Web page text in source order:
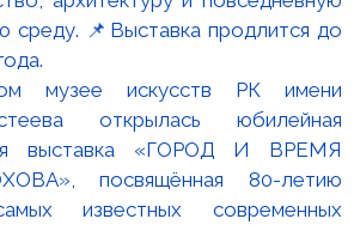
музее искусств РК имени
открылась юбилейная
выставка «ГОРОД И ВРЕМЯ
посвящённая 80-летию
известных современных